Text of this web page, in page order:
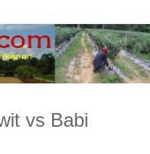
vs Babi